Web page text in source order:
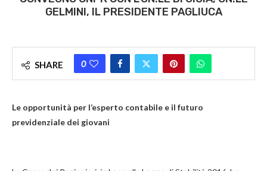
GELMINI, IL PRESIDENTE PAGLIUCA
SHARE 0
Le opportunità per l’esperto contabile e il futuro
previdenziale dei giovani